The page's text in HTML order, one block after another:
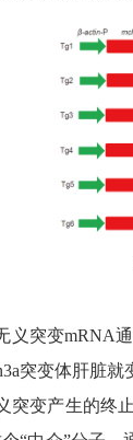
义突变mRNA
突变体肝脏
突变产生的终